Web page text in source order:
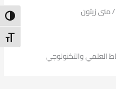
منى زيتون
العلمي والتكنولوجي